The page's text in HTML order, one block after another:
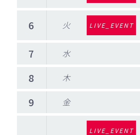
6 火 LIVE_EVENT
7 水
8 木
9 金
LIVE_EVENT